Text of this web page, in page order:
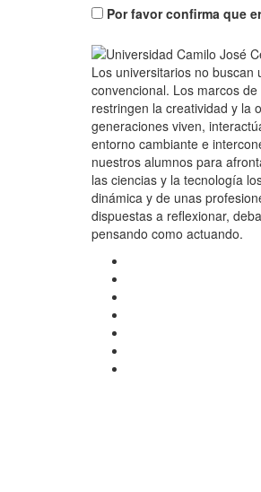
Por favor confirma que
Los universitarios no buscan
convencional. Los marcos
restringen la creatividad y la
generaciones viven,
entorno cambiante e
nuestros alumnos para
las ciencias y la tecnología
dinámica y de unas
dispuestas a reflexionar,
pensando como actuando.